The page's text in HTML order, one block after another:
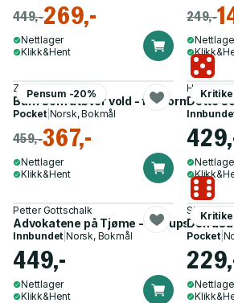
449,-269,-
Nettlager
Klikk&Hent
249,-
Pensum -20%
Zemir Popovac
Barn som utøver vold - fra
Pocket| Norsk, Bokmål
459,-367,-
Nettlager
Klikk&Hent
Helen
Dette
Petter Gottschalk
Advokatene på Tjøme - korrupsjon og
Innbundet |Norsk, Bokmål
449,-
Nettlager
Klikk&Hent
Simen
Den
Pocket|